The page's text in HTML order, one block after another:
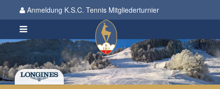
Anmeldung K.S.C. Tennis Mitgliederturnier